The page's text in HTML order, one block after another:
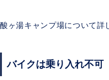
酸ヶ湯キャンプ場について詳
バイクは乗り入れ不可